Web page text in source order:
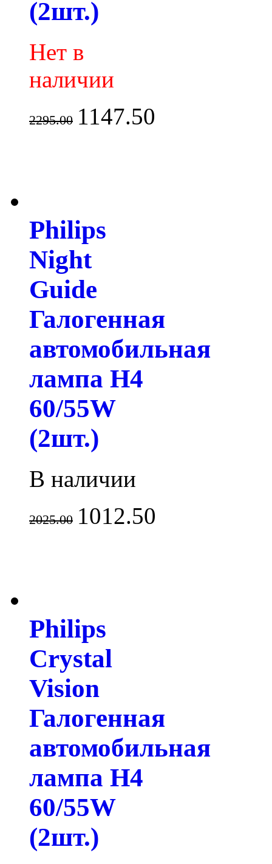
(2шт.)
Нет в
наличии
2295.00 1147.50
Philips
Night
Guide
Галогенная
автомобильная
лампа H4
60/55W
(2шт.)
В наличии
2025.00 1012.50
Philips
Crystal
Vision
Галогенная
автомобильная
лампа H4
60/55W
(2шт.)